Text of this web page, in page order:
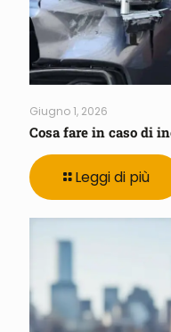
Giugno 1, 2026
Cosa fare in caso di
Leggi di più